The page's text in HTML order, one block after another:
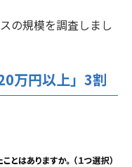
の規模を調査しまし
万円以上」3割